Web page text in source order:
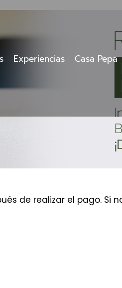
Experiencias Casa Pepa
de realizar el pago.